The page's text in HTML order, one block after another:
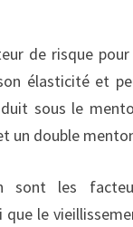
de risque
élasticité et
sous le
un double
sont les
que le